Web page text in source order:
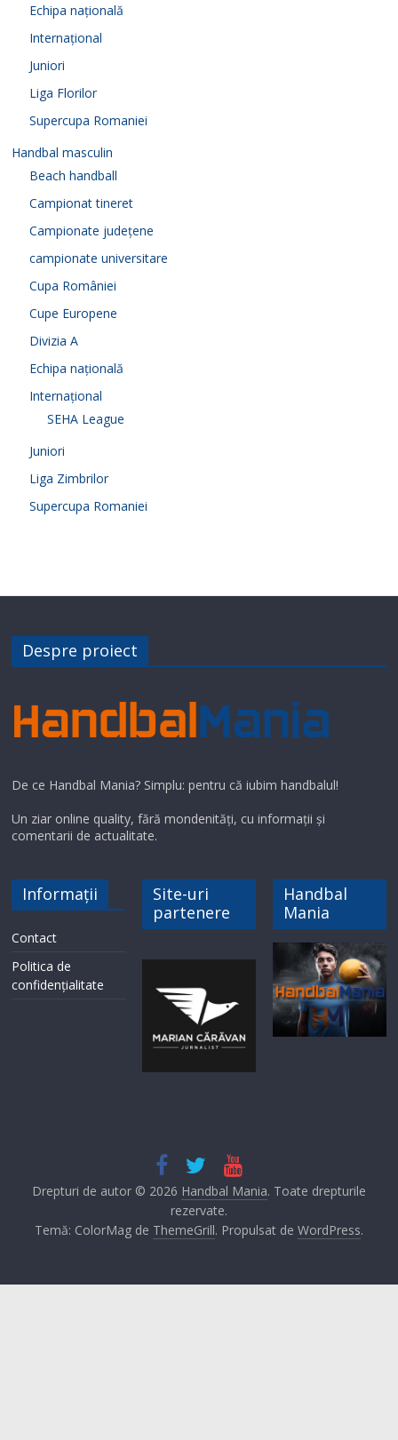
Echipa națională
Internațional
Juniori
Liga Florilor
Supercupa Romaniei
Handbal masculin
Beach handball
Campionat tineret
Campionate județene
campionate universitare
Cupa României
Cupe Europene
Divizia A
Echipa națională
Internațional
SEHA League
Juniori
Liga Zimbrilor
Supercupa Romaniei
Despre proiect
De ce Handbal Mania? Simplu: pentru că iubim handbalul!
Un ziar online quality, fără mondenități, cu informații și
comentarii de actualitate.
Informații
Contact
Politica de
confidențialitate
Site-uri
partenere
Handbal
Mania
Drepturi de autor © 2026 Handbal Mania. Toate drepturile
rezervate.
Temă: ColorMag de ThemeGrill. Propulsat de WordPress.